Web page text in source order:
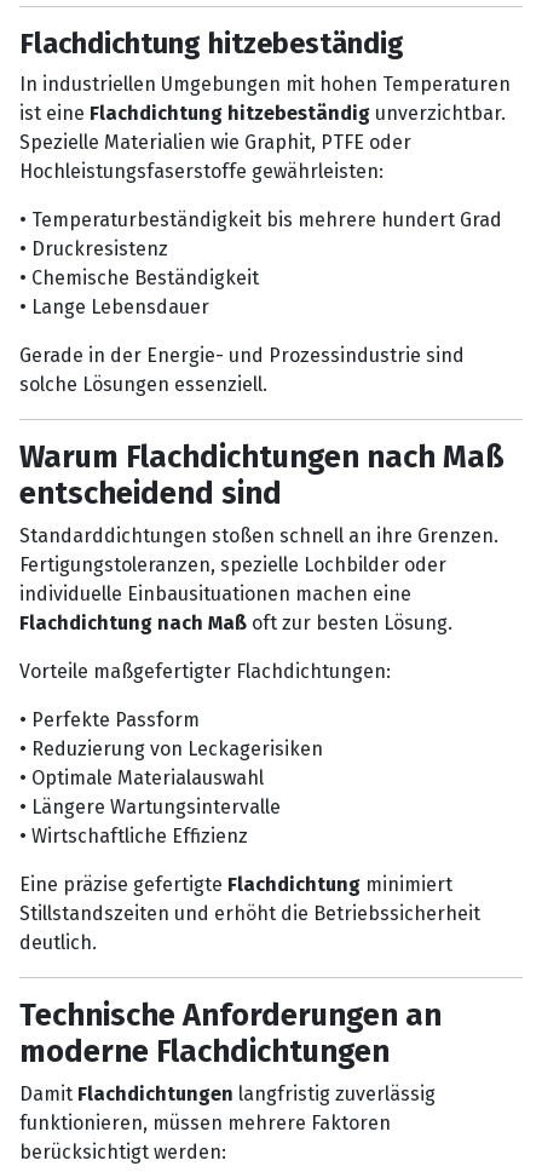
Flachdichtung hitzebeständig
In industriellen Umgebungen mit hohen Temperaturen
ist eine Flachdichtung hitzebeständig unverzichtbar.
Spezielle Materialien wie Graphit, PTFE oder
Hochleistungsfaserstoffe gewährleisten:
• Temperaturbeständigkeit bis mehrere hundert Grad
• Druckresistenz
• Chemische Beständigkeit
• Lange Lebensdauer
Gerade in der Energie- und Prozessindustrie sind
solche Lösungen essenziell.
Warum Flachdichtungen nach Maß
entscheidend sind
Standarddichtungen stoßen schnell an ihre Grenzen.
Fertigungstoleranzen, spezielle Lochbilder oder
individuelle Einbausituationen machen eine
Flachdichtung nach Maß oft zur besten Lösung.
Vorteile maßgefertigter Flachdichtungen:
• Perfekte Passform
• Reduzierung von Leckagerisiken
• Optimale Materialauswahl
• Längere Wartungsintervalle
• Wirtschaftliche Effizienz
Eine präzise gefertigte Flachdichtung minimiert
Stillstandszeiten und erhöht die Betriebssicherheit
deutlich.
Technische Anforderungen an
moderne Flachdichtungen
Damit Flachdichtungen langfristig zuverlässig
funktionieren, müssen mehrere Faktoren
berücksichtigt werden: